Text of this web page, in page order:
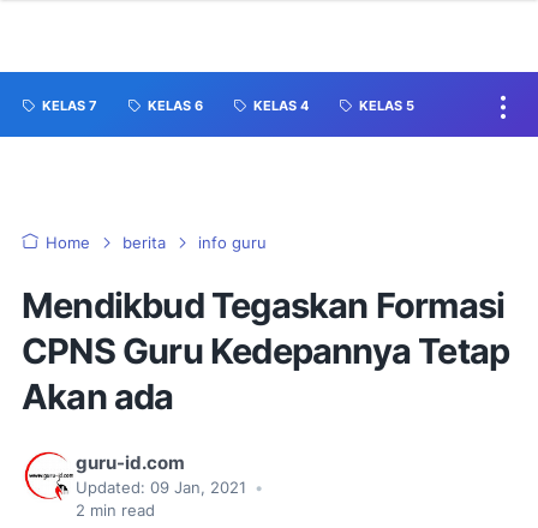
KELAS 7 KELAS 6 KELAS 4 KELAS 5
Home berita info guru
Mendikbud Tegaskan Formasi
CPNS Guru Kedepannya Tetap
Akan ada
guru-id.com
Updated: 09 Jan, 2021
•
2 min read